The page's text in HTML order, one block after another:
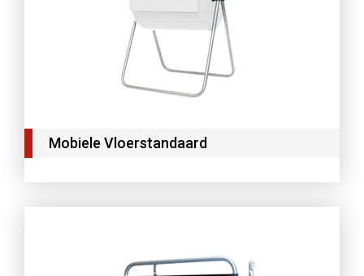
Mobiele Vloerstandaard